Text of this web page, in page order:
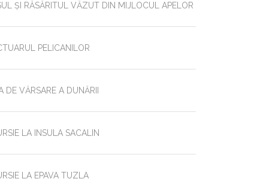
ȘI RĂSĂRITUL VĂZUT DIN MIJLOCUL APELOR
PELICANILOR
DE VĂRSARE A DUNĂRII
LA INSULA SACALIN
LA EPAVA TUZLA